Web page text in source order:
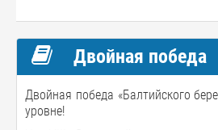
Двойная победа
Двойная победа «Балтийского
уровне!